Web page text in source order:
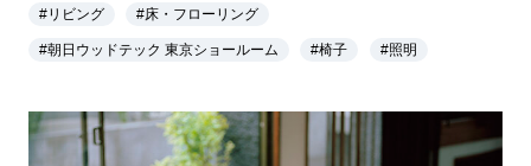
#リビング #床・フローリング
#朝日ウッドテック 東京ショールーム #椅子 #照明